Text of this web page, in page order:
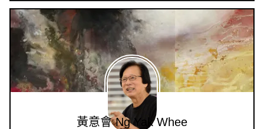
黃意會 Ng Yak Whee